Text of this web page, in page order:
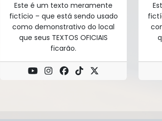
Este é um texto meramente
fictício – que está sendo usado
como demonstrativo do local
que seus TEXTOS OFICIAIS
ficarão.